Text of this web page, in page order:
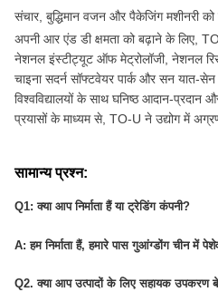
संचार, बुद्धिमान वजन और पैकेजिंग मशीनरी
अपनी आर एंड डी क्षमता को बढ़ाने के लिए,
नेशनल इंस्टीट्यूट ऑफ मेट्रोलॉजी, नेशनल
चाइना सदर्न सॉफ्टवेयर पार्क और सन यात-सेन
विश्वविद्यालयों के साथ घनिष्ठ आदान-प्रदान
प्रयासों के माध्यम से, TO-U ने उद्योग में
सामान्य प्रश्न:
Q1: क्या आप निर्माता हैं या ट्रेडिंग कंपनी?
A: हमनिर्माता हैं, हमारे पास गुआंग्डोंग चीन में
Q2. क्या आप उत्पादों के लिए सहायक उपकरण